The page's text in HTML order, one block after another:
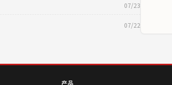
07/23
07/22
产品